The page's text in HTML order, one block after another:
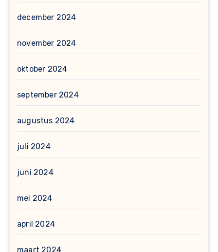
december 2024
november 2024
oktober 2024
september 2024
augustus 2024
juli 2024
juni 2024
mei 2024
april 2024
maart 2024